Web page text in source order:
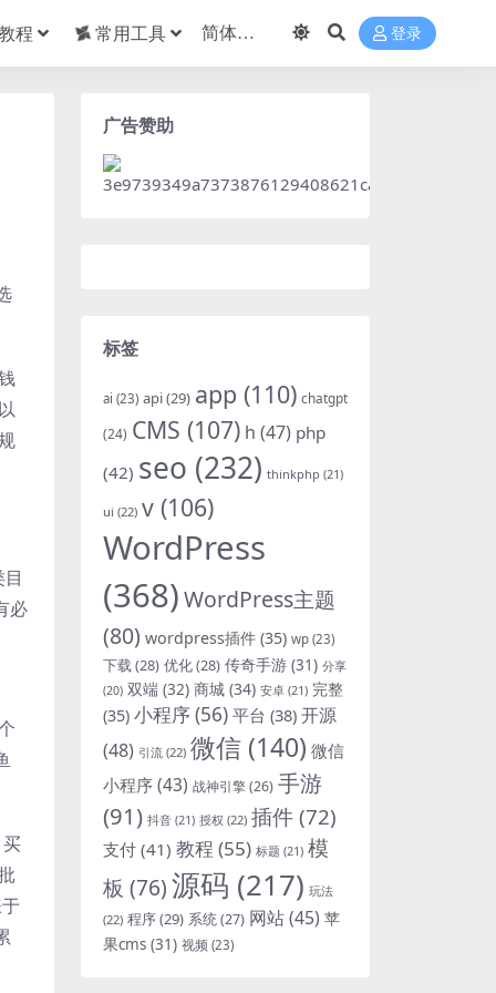
程 常用工具 登录
必
广告赞助
标签
ai (23) api(29) app (110) chatgpt
(24) CMS (107) h (47) php
(42) seo (232) thinkphp (21)
ui (22) v (106)
WordPress
(368)WordPress主题
(80) wordpress插件 (35) wp (23)
下载(28) 优化(28) 传奇手游 (31) 分享
(20) 双端 (32) 商城 (34) 安卓 (21) 完整
(35) 小程序(56) 平台 (38) 开源
(48) 引流 (22) 微信 (140) 微信
小程序(43) 战神引擎(26) 手游
(91) 抖音 (21) 授权 (22) 插件 (72)
支付 (41) 教程 (55) 标题 (21) 模
板 (76)源码 (217) 玩法
(22) 程序(29) 系统(27) 网站(45) 苹
果cms (31) 视频 (23)